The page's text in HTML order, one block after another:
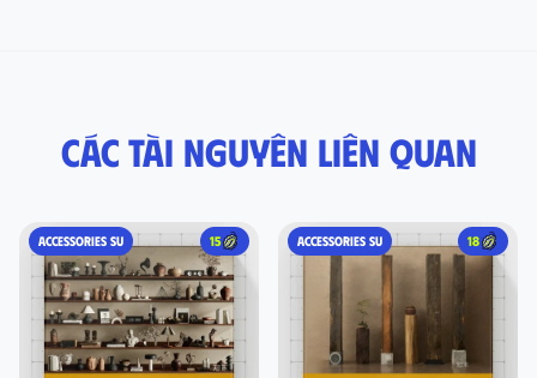
Các tài nguyên liên quan
ACCESSORIES SU 15 ACCESSORIES SU 18